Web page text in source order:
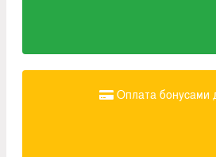
Оплата бонусами